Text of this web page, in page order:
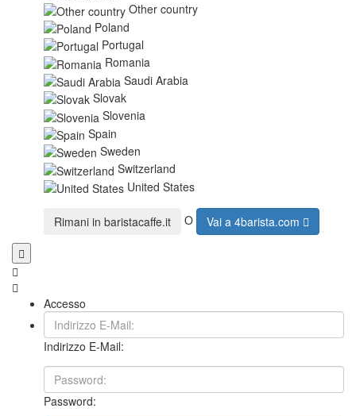
Other country
Poland
Portugal
Romania
Saudi Arabia
Slovak
Slovenia
Spain
Sweden
Switzerland
United States
Rimani in baristacaffe.it O Vai a 4barista.com
Accesso
Indirizzo E-Mail:
Password: